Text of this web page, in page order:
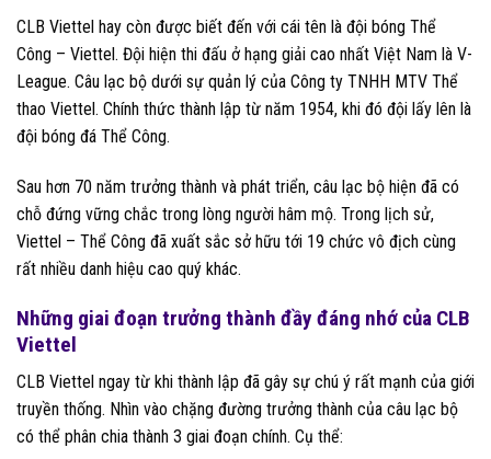
CLB Viettel hay còn được biết đến với cái tên là đội bóng Thể
Công – Viettel. Đội hiện thi đấu ở hạng giải cao nhất Việt Nam là V-
League. Câu lạc bộ dưới sự quản lý của Công ty TNHH MTV Thể
thao Viettel. Chính thức thành lập từ năm 1954, khi đó đội lấy lên là
đội bóng đá Thể Công.
Sau hơn 70 năm trưởng thành và phát triển, câu lạc bộ hiện đã có
chỗ đứng vững chắc trong lòng người hâm mộ. Trong lịch sử,
Viettel – Thể Công đã xuất sắc sở hữu tới 19 chức vô địch cùng
rất nhiều danh hiệu cao quý khác.
Những giai đoạn trưởng thành đầy đáng nhớ của CLB
Viettel
CLB Viettel ngay từ khi thành lập đã gây sự chú ý rất mạnh của giới
truyền thống. Nhìn vào chặng đường trưởng thành của câu lạc bộ
có thể phân chia thành 3 giai đoạn chính. Cụ thể: